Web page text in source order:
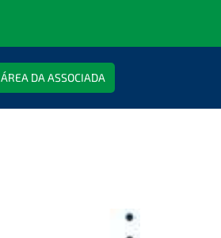
ÁREA DA ASSOCIADA